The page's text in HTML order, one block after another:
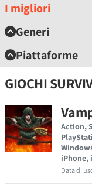
I migliori
Generi
Piattaforme
GIOCHI
Action,
iPhone,
Data di